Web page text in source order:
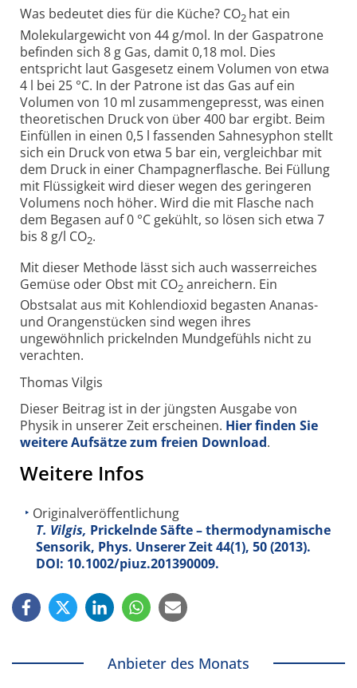
Was bedeutet dies für die Küche? CO2 hat ein
Molekulargewicht von 44 g/mol. In der Gaspatrone
befinden sich 8 g Gas, damit 0,18 mol. Dies
entspricht laut Gasgesetz einem Volumen von etwa
4 l bei 25 °C. In der Patrone ist das Gas auf ein
Volumen von 10 ml zusammengepresst, was einen
theoretischen Druck von über 400 bar ergibt. Beim
Einfüllen in einen 0,5 l fassenden Sahnesyphon stellt
sich ein Druck von etwa 5 bar ein, vergleichbar mit
dem Druck in einer Champagnerflasche. Bei Füllung
mit Flüssigkeit wird dieser wegen des geringeren
Volumens noch höher. Wird die mit Flasche nach
dem Begasen auf 0 °C gekühlt, so lösen sich etwa 7
bis 8 g/l CO2.
Mit dieser Methode lässt sich auch wasserreiches
Gemüse oder Obst mit CO2 anreichern. Ein
Obstsalat aus mit Kohlendioxid begasten Ananas-
und Orangenstücken sind wegen ihres
ungewöhnlich prickelnden Mundgefühls nicht zu
verachten.
Thomas Vilgis
Dieser Beitrag ist in der jüngsten Ausgabe von
Physik in unserer Zeit erscheinen. Hier finden Sie
weitere Aufsätze zum freien Download.
Weitere Infos
Originalveröffentlichung
T. Vilgis, Prickelnde Säfte – thermodynamische
Sensorik, Phys. Unserer Zeit44(1), 50 (2013).
DOI: 10.1002/piuz.201390009.
Anbieter des Monats